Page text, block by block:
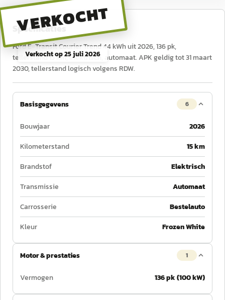
VERKOCHT
Verkocht op25 juli 2026
Specificaties
Ford E-Transit Courier Trend 44 kWh uit 2026, 136 pk,
tellerstand 15 km, elektrisch, automaat. APK geldig tot 31 maart
2030, tellerstand logisch volgens RDW.
Basisgegevens 6
Bouwjaar
2026
Kilometerstand
15 km
Brandstof
Elektrisch
Transmissie
Automaat
Carrosserie
Bestelauto
Kleur
Frozen White
Motor & prestaties 1
Vermogen 136 pk (100 kW)